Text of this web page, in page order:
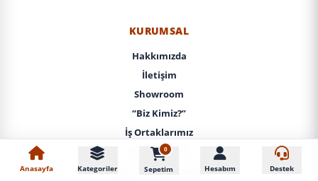
KURUMSAL
Hakkımızda
İletişim
Showroom
“Biz Kimiz?”
İş Ortaklarımız
KVKK / Gizlilik
Mesafeli Satış Sözleşmesi
Anasayfa Kategoriler
0
Sepetim Hesabım Destek